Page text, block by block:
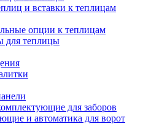
и вставки к теплицам
опции к теплицам
для теплицы
для заборов
и автоматика для ворот